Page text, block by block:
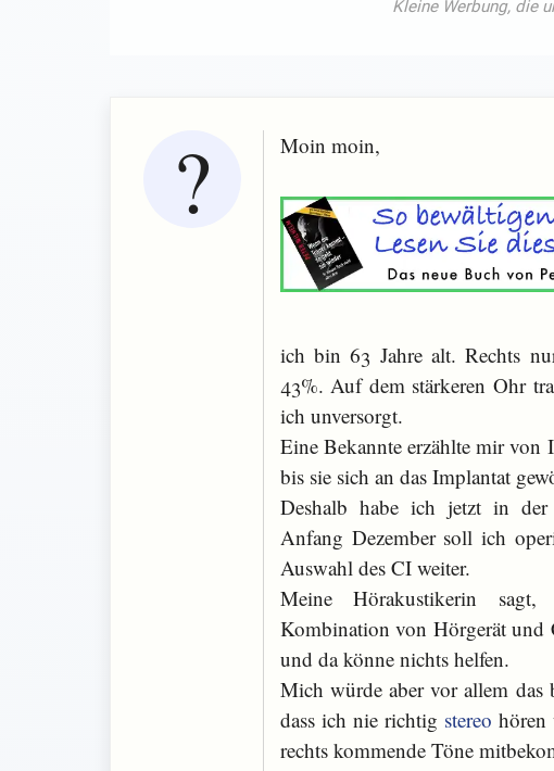
Moin moin,
ich bin 63 Jahre alt. Rechts
43%. Auf dem stärkeren Ohr
ich unversorgt.
Eine Bekannte erzählte mir von
bis sie sich an das Implantat
Deshalb habe ich jetzt in
Anfang Dezember soll ich
Auswahl des CI weiter.
Meine Hörakustikerin
Kombination von Hörgerät und
und da könne nichts helfen.
Mich würde aber vor allem das
dass ich nie richtig stereo hören
rechts kommende Töne